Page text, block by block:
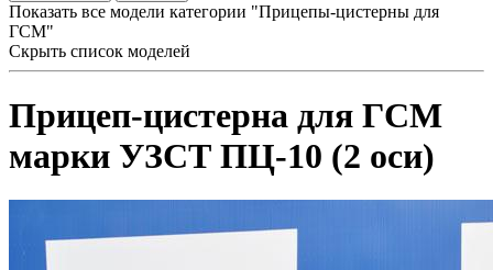
Показать все модели категории "Прицепы-цистерны для
ГСМ"
Скрыть список моделей
Прицеп-цистерна для ГСМ
марки УЗСТ ПЦ-10 (2 оси)